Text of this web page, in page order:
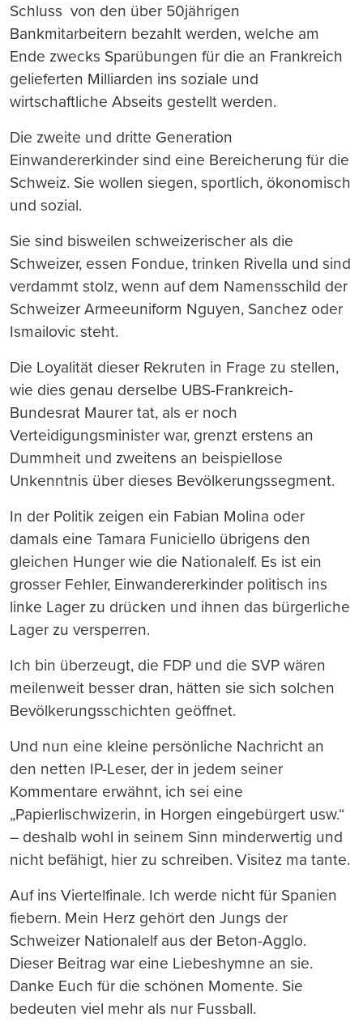
Schluss von den über 50jährigen
Bankmitarbeitern bezahlt werden, welche am
Ende zwecks Sparübungen für die an Frankreich
gelieferten Milliarden ins soziale und
wirtschaftliche Abseits gestellt werden.
Die zweite und dritte Generation
Einwandererkinder sind eine Bereicherung für die
Schweiz. Sie wollen siegen, sportlich, ökonomisch
und sozial.
Sie sind bisweilen schweizerischer als die
Schweizer, essen Fondue, trinken Rivella und sind
verdammt stolz, wenn auf dem Namensschild der
Schweizer Armeeuniform Nguyen, Sanchez oder
Ismailovic steht.
Die Loyalität dieser Rekruten in Frage zu stellen,
wie dies genau derselbe UBS-Frankreich-
Bundesrat Maurer tat, als er noch
Verteidigungsminister war, grenzt erstens an
Dummheit und zweitens an beispiellose
Unkenntnis über dieses Bevölkerungssegment.
In der Politik zeigen ein Fabian Molina oder
damals eine Tamara Funiciello übrigens den
gleichen Hunger wie die Nationalelf. Es ist ein
grosser Fehler, Einwandererkinder politisch ins
linke Lager zu drücken und ihnen das bürgerliche
Lager zu versperren.
Ich bin überzeugt, die FDP und die SVP wären
meilenweit besser dran, hätten sie sich solchen
Bevölkerungsschichten geöffnet.
Und nun eine kleine persönliche Nachricht an
den netten IP-Leser, der in jedem seiner
Kommentare erwähnt, ich sei eine
„Papierlischwizerin, in Horgen eingebürgert usw.“
– deshalb wohl in seinem Sinn minderwertig und
nicht befähigt, hier zu schreiben. Visitez ma tante.
Auf ins Viertelfinale. Ich werde nicht für Spanien
fiebern. Mein Herz gehört den Jungs der
Schweizer Nationalelf aus der Beton-Agglo.
Dieser Beitrag war eine Liebeshymne an sie.
Danke Euch für die schönen Momente. Sie
bedeuten viel mehr als nur Fussball.